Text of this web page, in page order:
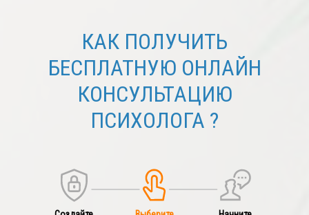
КАК ПОЛУЧИТЬ
БЕСПЛАТНУЮ ОНЛАЙН
КОНСУЛЬТАЦИЮ
ПСИХОЛОГА ?